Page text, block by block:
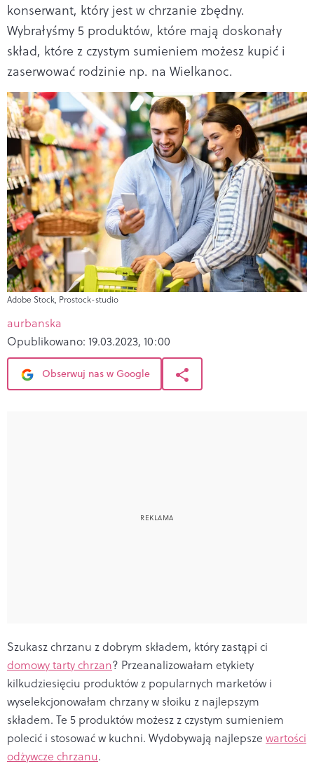
konserwant, który jest w chrzanie zbędny.
Wybrałyśmy 5 produktów, które mają doskonały
skład, które z czystym sumieniem możesz kupić i
zaserwować rodzinie np. na Wielkanoc.
Adobe Stock, Prostock-studio
aurbanska
Opublikowano: 19.03.2023, 10:00
Obserwuj nas w Google
Szukasz chrzanu z dobrym składem, który zastąpi ci
domowy tarty chrzan? Przeanalizowałam etykiety
kilkudziesięciu produktów z popularnych marketów i
wyselekcjonowałam chrzany w słoiku z najlepszym
składem. Te 5 produktów możesz z czystym sumieniem
polecić i stosować w kuchni. Wydobywają najlepsze wartości
odżywcze chrzanu.